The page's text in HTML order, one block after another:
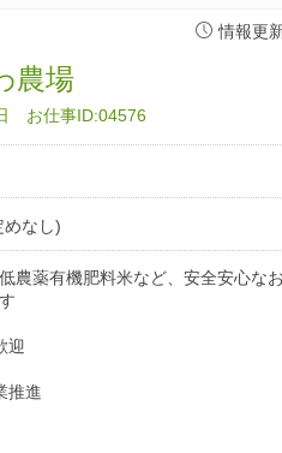
情報更
農場
お仕事ID:04576
めなし)
農薬有機肥料米など、安全安心な
迎
推進